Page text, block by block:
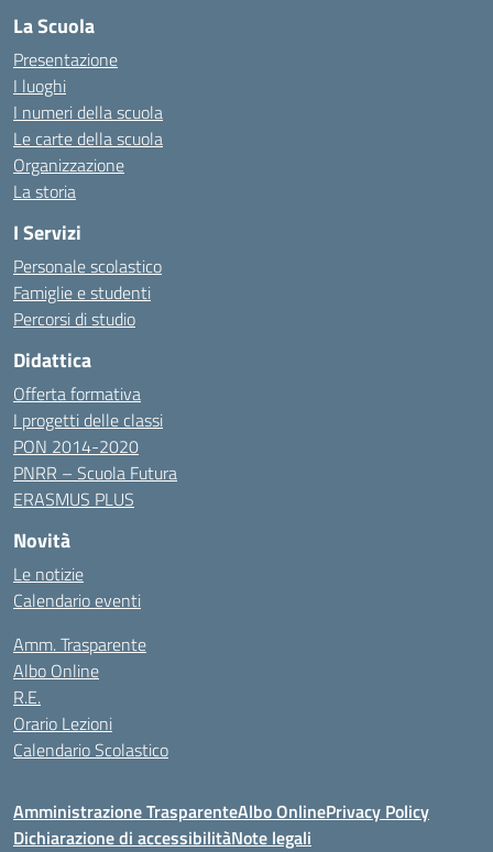
La Scuola
Presentazione
I luoghi
I numeri della scuola
Le carte della scuola
Organizzazione
La storia
I Servizi
Personale scolastico
Famiglie e studenti
Percorsi di studio
Didattica
Offerta formativa
I progetti delle classi
PON 2014-2020
PNRR – Scuola Futura
ERASMUS PLUS
Novità
Le notizie
Calendario eventi
Amm. Trasparente
Albo Online
R.E.
Orario Lezioni
Calendario Scolastico
Amministrazione TrasparenteAlbo OnlinePrivacy Policy
Dichiarazione di accessibilitàNote legali